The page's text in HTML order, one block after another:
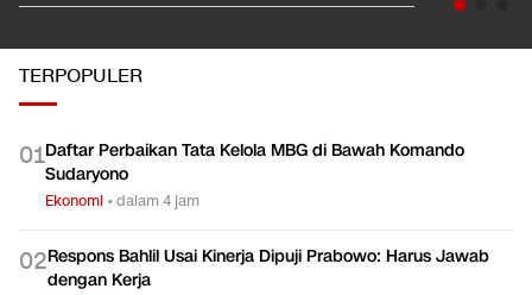
TERPOPULER
01Daftar Perbaikan Tata Kelola MBG di Bawah Komando
Sudaryono
Ekonomi •dalam 4 jam
02Respons Bahlil Usai Kinerja Dipuji Prabowo: Harus Jawab
dengan Kerja